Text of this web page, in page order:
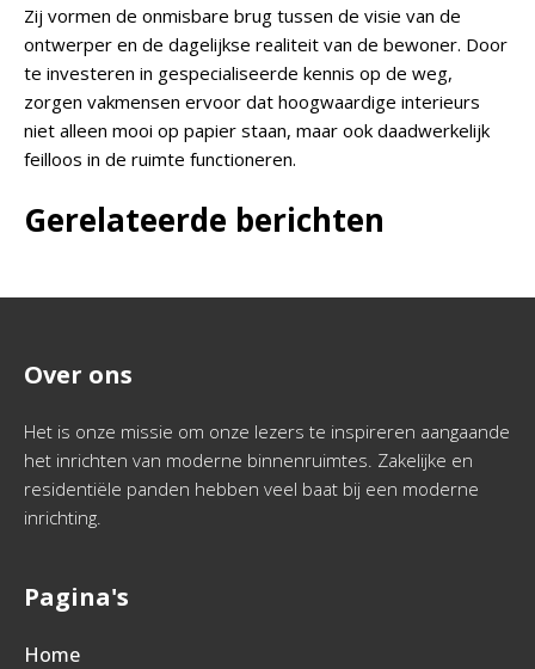
Zij vormen de onmisbare brug tussen de visie van de
ontwerper en de dagelijkse realiteit van de bewoner. Door
te investeren in gespecialiseerde kennis op de weg,
zorgen vakmensen ervoor dat hoogwaardige interieurs
niet alleen mooi op papier staan, maar ook daadwerkelijk
feilloos in de ruimte functioneren.
Gerelateerde berichten
Over ons
Het is onze missie om onze lezers te inspireren aangaande
het inrichten van moderne binnenruimtes. Zakelijke en
residentiële panden hebben veel baat bij een moderne
inrichting.
Pagina's
Home